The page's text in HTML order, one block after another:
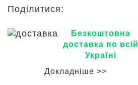
Поділитися:
Безкоштовна
доставка по всій
Україні
Докладніше >>